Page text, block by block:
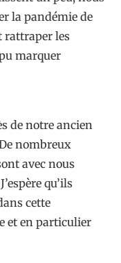
la pandémie de
rattraper les
marquer
de notre ancien
nombreux
avec nous
qu’ils
cette
et en particulier